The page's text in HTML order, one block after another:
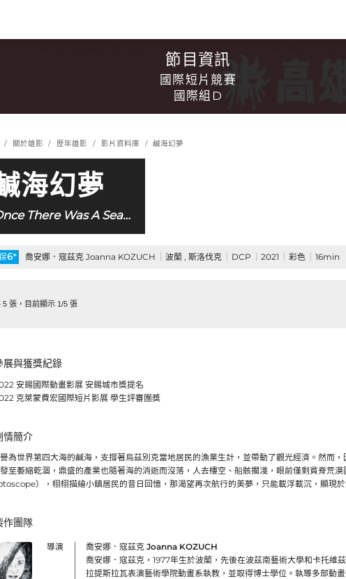
節目資訊
國際短片競賽
國際組D
關於雄影 歷年雄影 影片資料庫 鹹海幻夢
海幻夢
There Was A Sea…
6+ 喬安娜．寇茲克 Joanna KOZUCH 波蘭 , 斯洛伐克 DCP 2021 彩色 16min
5 張，目前顯示 1/5 張
展與獲獎紀錄
安錫國際動畫影展 安錫城市獎提名
克萊蒙費宏國際短片影展 學生評審團獎
情簡介
為世界第四大海的鹹海，支撐著烏茲別克當地居民的漁業生計，並帶動了觀光經濟。然而
至萎縮乾涸，鼎盛的產業也隨著海的消逝而沒落，人去樓空、船骸擱淺，眼前僅剩貧脊荒
），栩栩描繪小鎮居民的昔日回憶，那渴望再次航行的美夢，只能載浮載沉，顯現於
作團隊
導演
喬安娜．寇茲克 Joanna KOZUCH
喬安娜．寇茲克，1977年生於波蘭，先後在波茲南藝術大學和卡托維
拉提斯拉瓦表演藝術學院動畫系執教，並取得博士學位。執導多部動